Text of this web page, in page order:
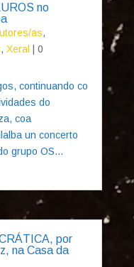
no
as,
, Xeral
| 0
continuando co
do
coa
un concerto
grupo OS...
por
na Casa da